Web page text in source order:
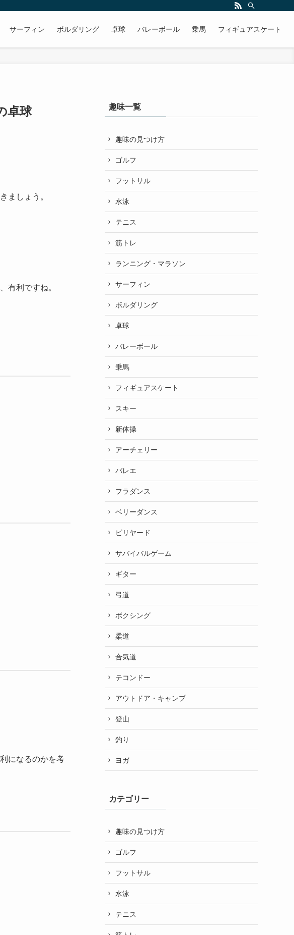
サーフィン ボルダリング 卓球 バレーボール 乗馬 フィギュアスケート
卓球
ましょう。
有利ですね。
になるのかを考
趣味一覧
趣味の見つけ方
ゴルフ
フットサル
水泳
テニス
筋トレ
ランニング・マラソン
サーフィン
ボルダリング
卓球
バレーボール
乗馬
フィギュアスケート
スキー
新体操
アーチェリー
バレエ
フラダンス
ベリーダンス
ビリヤード
サバイバルゲーム
ギター
弓道
ボクシング
柔道
合気道
テコンドー
アウトドア・キャンプ
登山
釣り
ヨガ
カテゴリー
趣味の見つけ方
ゴルフ
フットサル
水泳
テニス